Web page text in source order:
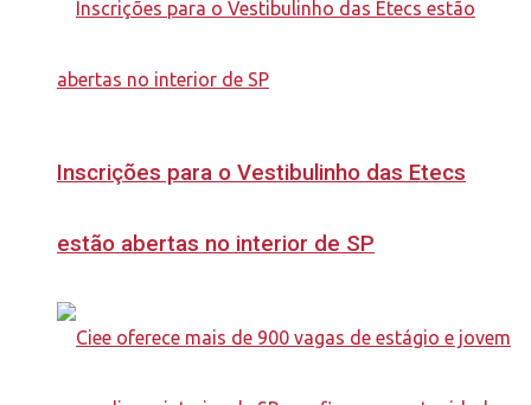
Inscrições para o Vestibulinho das Etecs
estão abertas no interior de SP